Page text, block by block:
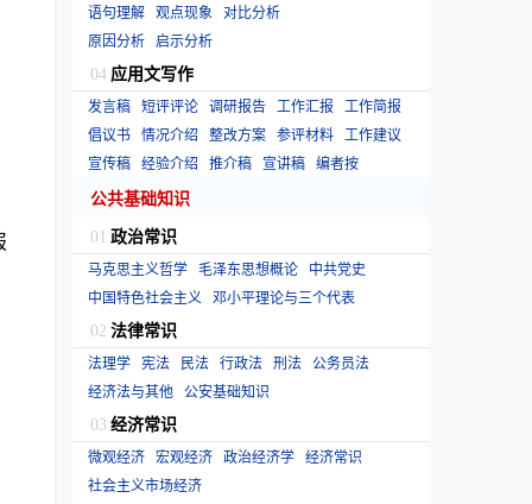
语句理解 观点现象 对比分析
原因分析 启示分析
04 应用文写作
发言稿 短评评论 调研报告 工作汇报
工作简报
倡议书 情况介绍 整改方案 参评材料 工作建议
宣传稿 经验介绍 推介稿 宣讲稿 编者按
公共基础知识
01 政治常识
马克思主义哲学 毛泽东思想概论 中共党史
中国特色社会主义 邓小平理论与三个代表
02 法律常识
法理学 宪法 民法 行政法 刑法 公务员法
经济法与其他 公安基础知识
03 经济常识
微观经济 宏观经济 政治经济学 经济常识
社会主义市场经济